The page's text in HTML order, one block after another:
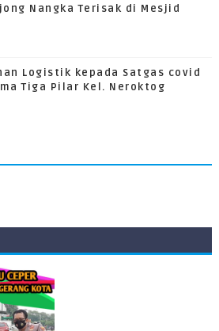
Nangka Terisak di Mesjid
Logistik kepada Satgas covid
Tiga Pilar Kel. Neroktog